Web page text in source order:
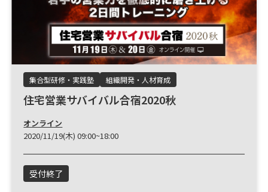
集合型研修・実践塾 組織開発・人材育成
住宅営業サバイバル合宿2020秋
オンライン
2020/11/19(木) 09:00~18:00
受付終了